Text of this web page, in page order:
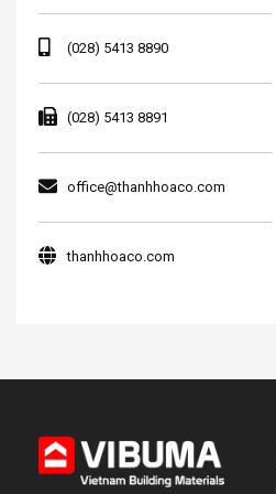
(028) 5413 8890
(028) 5413 8891
office@thanhhoaco.com
thanhhoaco.com